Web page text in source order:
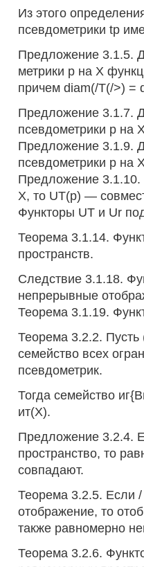
Из этого
псевдометрики tp
Предложение 3.1.5.
метрики р на X
причем diam(/T(/>) =
Предложение 3.1.7.
псевдометрики р на
Предложение 3.1.9.
псевдометрики р на
Предложение 3.1.10.
X, то UT(p) —
Функторы UT и Ur
Теорема 3.1.14.
пространств.
Следствие 3.1.18.
непрерывные
Теорема 3.1.19.
Теорема 3.2.2.
семейство всех
псевдометрик.
Тогда семейство
ит(Х).
Предложение 3.2.4.
пространство, то
совпадают.
Теорема 3.2.5. Если
отображение, то
также равномерно
Теорема 3.2.6.